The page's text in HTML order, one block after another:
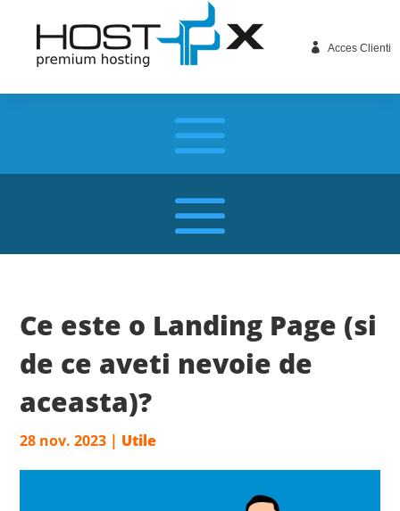
 Acces Clienti
Ce este o Landing Page (si
de ce aveti nevoie de
aceasta)?
28 nov. 2023 | Utile